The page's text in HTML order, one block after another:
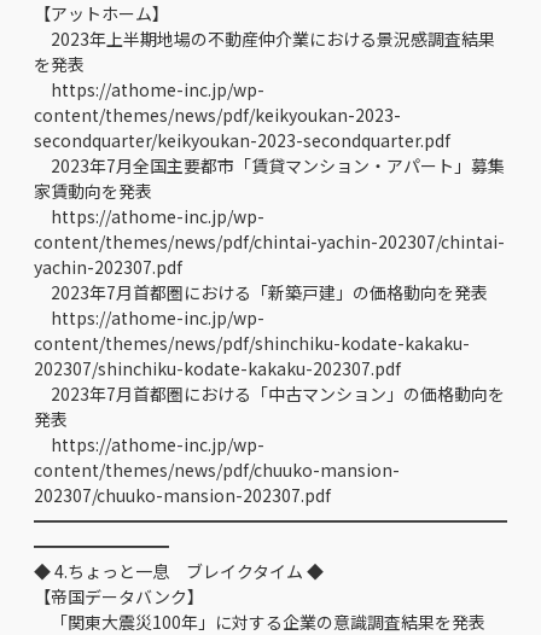
【アットホーム】
2023年上半期地場の不動産仲介業における景況感調査結果
を発表
https://athome-inc.jp/wp-
content/themes/news/pdf/keikyoukan-2023-
secondquarter/keikyoukan-2023-secondquarter.pdf
2023年7月全国主要都市「賃貸マンション・アパート」募集
家賃動向を発表
https://athome-inc.jp/wp-
content/themes/news/pdf/chintai-yachin-202307/chintai-
yachin-202307.pdf
2023年7月首都圏における「新築戸建」の価格動向を発表
https://athome-inc.jp/wp-
content/themes/news/pdf/shinchiku-kodate-kakaku-
202307/shinchiku-kodate-kakaku-202307.pdf
2023年7月首都圏における「中古マンション」の価格動向を
発表
https://athome-inc.jp/wp-
content/themes/news/pdf/chuuko-mansion-
202307/chuuko-mansion-202307.pdf
━━━━━━━━━━━━━━━━━━━━━━━━━━━━
━━━━━━━━
◆ 4.ちょっと一息 ブレイクタイム ◆
【帝国データバンク】
「関東大震災100年」に対する企業の意識調査結果を発表